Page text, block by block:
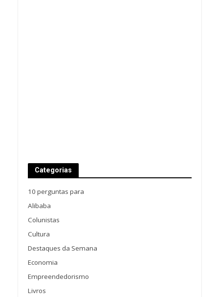
Categorias
10 perguntas para
Alibaba
Colunistas
Cultura
Destaques da Semana
Economia
Empreendedorismo
Livros